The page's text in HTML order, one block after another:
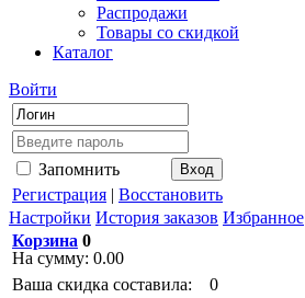
Распродажи
Товары со скидкой
Каталог
Войти
Запомнить
Регистрация | Восстановить
Настройки История заказов Избранное
Корзина 0
На сумму: 0.00
Ваша скидка составила:
0